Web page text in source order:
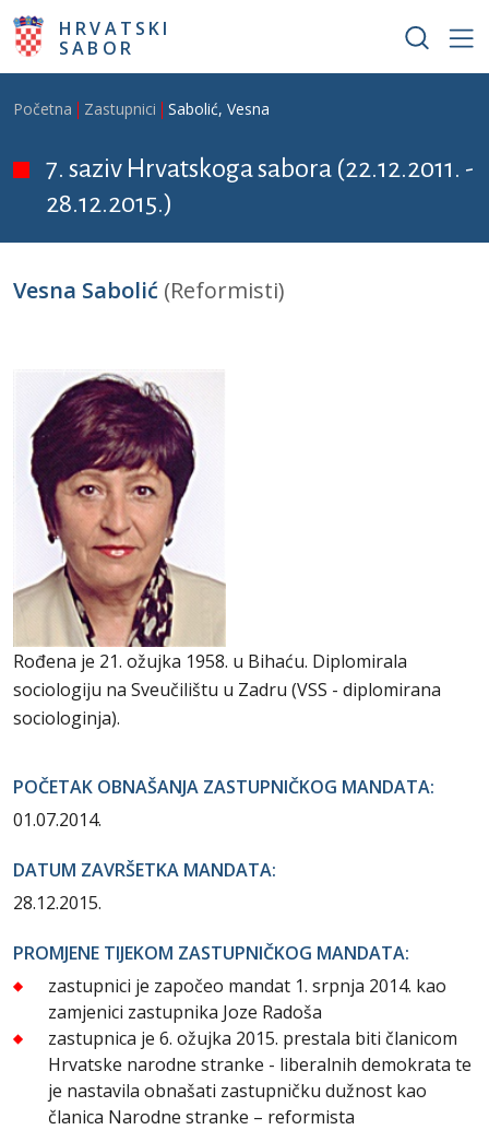
Skoči na glavni sadržaj
HRVATSKI
SABOR
Breadcrumb
Početna Zastupnici Sabolić, Vesna
7. saziv Hrvatskoga sabora (22.12.2011. -
28.12.2015.)
Vesna Sabolić (Reformisti)
Rođena je 21. ožujka 1958. u Bihaću. Diplomirala
sociologiju na Sveučilištu u Zadru (VSS - diplomirana
sociologinja).
POČETAK OBNAŠANJA ZASTUPNIČKOG MANDATA:
01.07.2014.
DATUM ZAVRŠETKA MANDATA:
28.12.2015.
PROMJENE TIJEKOM ZASTUPNIČKOG MANDATA:
zastupnici je započeo mandat 1. srpnja 2014. kao
zamjenici zastupnika Joze Radoša
zastupnica je 6. ožujka 2015. prestala biti članicom
Hrvatske narodne stranke - liberalnih demokrata te
je nastavila obnašati zastupničku dužnost kao
članica Narodne stranke – reformista